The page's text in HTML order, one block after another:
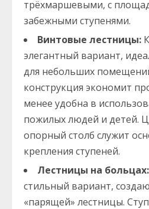
трёхмаршевыми, с
забежными ступенями.
Винтовые лестницы:
элегантный вариант,
для небольших
конструкция экономит
менее удобна в
пожилых людей и детей.
опорный столб служит
крепления ступеней.
Лестницы на больцах:
стильный вариант,
«парящей» лестницы.